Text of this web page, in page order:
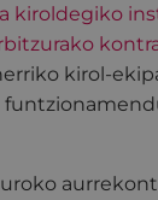
kiroldegiko
kirol-